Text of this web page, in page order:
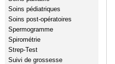
Soins pédiatriques
Soins post-opératoires
Spermogramme
Spirométrie
Strep-Test
Suivi de grossesse